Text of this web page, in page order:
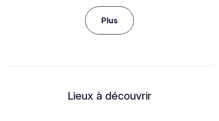
Plus
Lieux à découvrir